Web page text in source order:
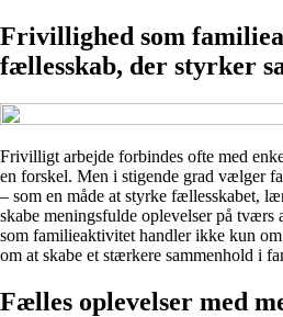
Frivillighed som
fællesskab, der styrker
Frivilligt arbejde forbindes ofte med
en forskel. Men i stigende grad vælger
– som en måde at styrke fællesskabet,
skabe meningsfulde oplevelser på tværs
som familieaktivitet handler ikke kun
om at skabe et stærkere sammenhold i
Fælles oplevelser med